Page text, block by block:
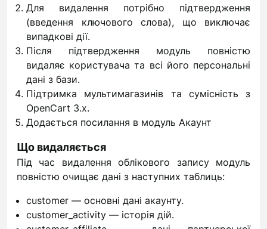
Для видалення потрібно підтвердження
(введення ключового слова), що виключає
випадкові дії.
Після підтвердження модуль повністю
видаляє користувача та всі його персональні
дані з бази.
Підтримка мультимагазинів та сумісність з
OpenCart 3.x.
Додається посилання в модуль Акаунт
Що видаляється
Під час видалення облікового запису модуль
повністю очищає дані з наступних таблиць:
customer — основні дані акаунту.
customer_activity — історія дій.